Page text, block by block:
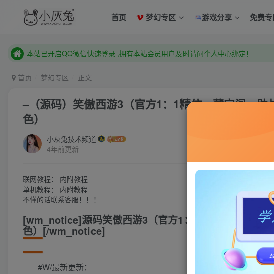
首页 梦幻专区 游戏分享 免费
本站已开启QQ微信快速登录 ,拥有本站会员用户及时请问个人中心绑定！
本站已开启QQ微信快速登录 ,拥有本站会员用户及时请问个人中心绑定！
首页 梦幻专区 正文
–（源码）笑傲西游3（官方1：1精仿，藏宝阁，
色）
小灰兔技术频道
4年前更新
联网教程： 内附教程
单机教程： 内附教程
不懂的话联系客服！！！
[wm_notice]源码笑傲西游3（官方1：1精仿，藏宝阁，
色）[/wm_notice]
#W/最新更新：